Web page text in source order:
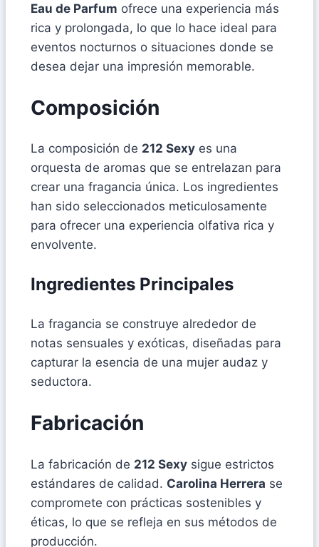
Eau de Parfum ofrece una experiencia más
rica y prolongada, lo que lo hace ideal para
eventos nocturnos o situaciones donde se
desea dejar una impresión memorable.
Composición
La composición de 212 Sexy es una
orquesta de aromas que se entrelazan para
crear una fragancia única. Los ingredientes
han sido seleccionados meticulosamente
para ofrecer una experiencia olfativa rica y
envolvente.
Ingredientes Principales
La fragancia se construye alrededor de
notas sensuales y exóticas, diseñadas para
capturar la esencia de una mujer audaz y
seductora.
Fabricación
La fabricación de 212 Sexy sigue estrictos
estándares de calidad. Carolina Herrera se
compromete con prácticas sostenibles y
éticas, lo que se refleja en sus métodos de
producción.